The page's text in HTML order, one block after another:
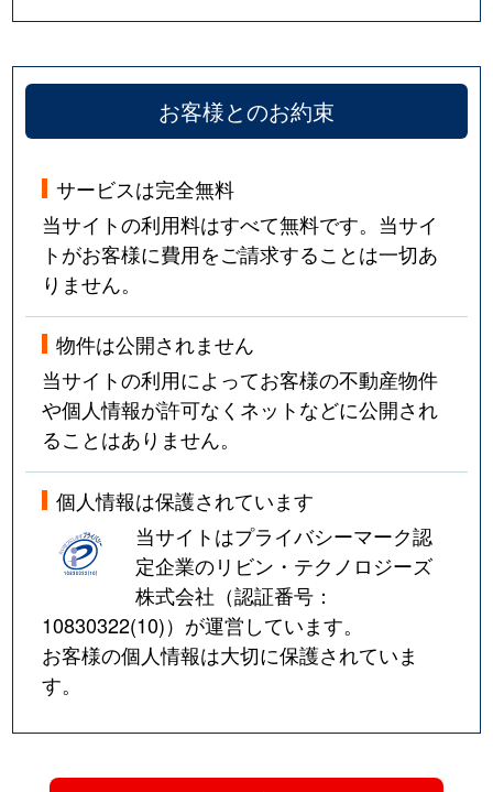
お客様とのお約束
サービスは完全無料
当サイトの利用料はすべて無料です。当サイ
トがお客様に費用をご請求することは一切あ
りません。
物件は公開されません
当サイトの利用によってお客様の不動産物件
や個人情報が許可なくネットなどに公開され
ることはありません。
個人情報は保護されています
当サイトはプライバシーマーク認
定企業のリビン・テクノロジーズ
株式会社（認証番号：
10830322(10)）が運営しています。
お客様の個人情報は大切に保護されていま
す。